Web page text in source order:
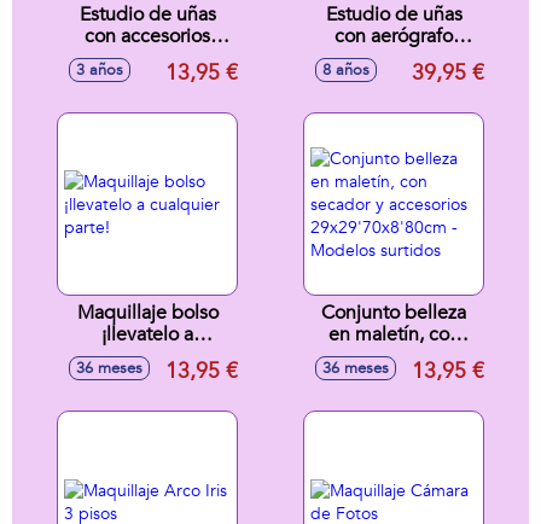
Estudio de uñas
con accesorios
26x5x33cm
3 años 13,95 €
Estudio de uñas
con aerógrafo
Shimmer & Sparkle
9x31x17 cm
8 años 39,95 €
Maquillaje bolso
¡llevatelo a
cualquier parte!
36 meses 13,95 €
Conjunto belleza
en maletín, con
secador y
accesorios
36 meses 13,95 €